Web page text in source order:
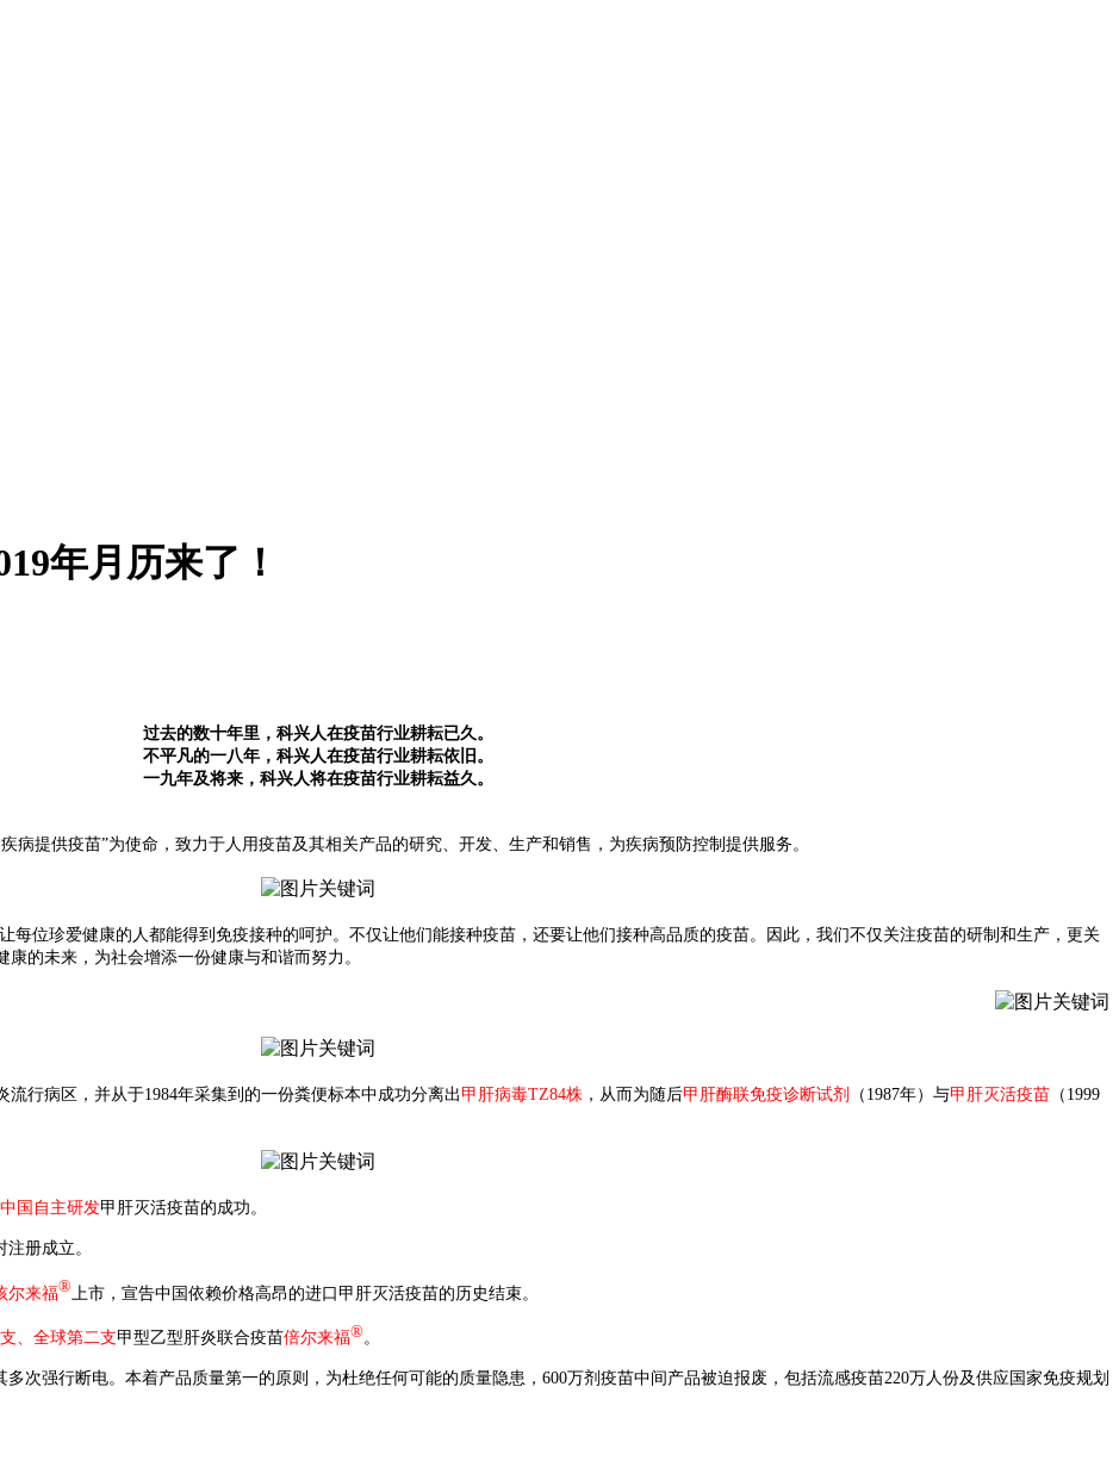
年月历来了！
过去的数十年里，科兴人在疫苗行业耕耘已久。
不平凡的一八年，科兴人在疫苗行业耕耘依旧。
一九年及将来，科兴人将在疫苗行业耕耘益久。
病提供疫苗”为使命，致力于人用疫苗及其相关产品的研究、开发、生产和销售，为疾病预防控制提供服务。
每位珍爱健康的人都能得到免疫接种的呵护。不仅让他们能接种疫苗，还要让他们接种高品质的疫苗。
因此，我们不仅关注疫苗的研制和生产，更关
的未来，为社会增添一份健康与和谐而努力。
行病区，并从于1984年采集到的一份粪便标本中成功分离出 甲肝病毒TZ84株 ，从而为随后甲肝酶联免疫诊断试剂 （1987年）与甲肝灭活疫苗 （1999
中国自主研发甲肝灭活疫苗的成功。
册成立。
尔来福® 上市，宣告中国依赖价格高昂的进口甲肝灭活疫苗的历史结束。
、全球第二支甲型乙型肝炎联合疫苗倍尔来福®。
次强行断电。本着产品质量第一的原则，为杜绝任何可能的质量隐患，600万剂疫苗中间产品被迫报废，包括流感疫苗220万人份及供应国家免疫规划